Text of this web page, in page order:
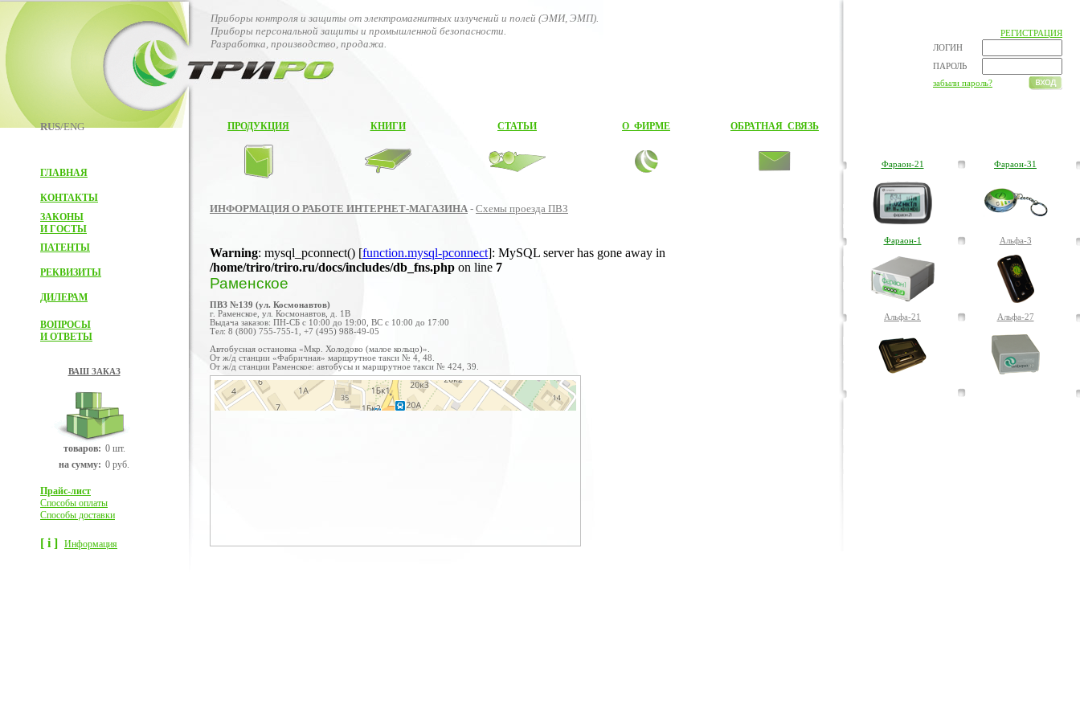
RUS/ENG
ГЛАВНАЯ
КОНТАКТЫ
ЗАКОНЫ
И ГОСТЫ
ПАТЕНТЫ
РЕКВИЗИТЫ
ДИЛЕРАМ
ВОПРОСЫ
И ОТВЕТЫ
ВАШ ЗАКАЗ
товаров: 0 шт.
на сумму: 0 руб.
Прайс-лист
Способы оплаты
Способы доставки
[ i ] Информация
Приборы контроля и защиты от электромагнитных излучений и полей (ЭМИ, ЭМП).
Приборы персональной защиты и промышленной безопасности.
Разработка, производство, продажа.
РЕГИСТРАЦИЯ
ЛОГИН
ПАРОЛЬ
забыли пароль?
ПРОДУКЦИЯ КНИГИ СТАТЬИ О ФИРМЕ ОБРАТНАЯ СВЯЗЬ
ИНФОРМАЦИЯ О РАБОТЕ ИНТЕРНЕТ-МАГАЗИНА - Схемы проезда ПВЗ
Warning: mysql_pconnect() [function.mysql-pconnect]: MySQL server has gone away in
/home/triro/triro.ru/docs/includes/db_fns.php on line 7
Раменское
ПВЗ №139 (ул. Космонавтов)
г. Раменское, ул. Космонавтов, д. 1В
Выдача заказов: ПН-СБ с 10:00 до 19:00, ВС с 10:00 до 17:00
Тел: 8 (800) 755-755-1, +7 (495) 988-49-05
Автобусная остановка «Мкр. Холодово (малое кольцо)».
От ж/д станции «Фабричная» маршрутное такси № 4, 48.
От ж/д станции Раменское: автобусы и маршрутное такси № 424, 39.
Фараон-21
Фараон-1
Альфа-21
Фараон-31
Альфа-3
Альфа-27